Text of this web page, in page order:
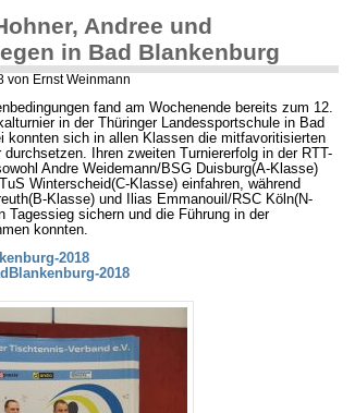
Andree und
in Bad Blankenburg
von Ernst Weinmann
fand am Wochenende bereits zum 12.
in der Thüringer Landessportschule in Bad
konnten sich in allen Klassen die mitfavoritisierten
Ihren zweiten Turniererfolg in der RTT-
Andre Weidemann/BSG Duisburg(A-Klasse)
Winterscheid(C-Klasse) einfahren, während
Klasse) und Ilias Emmanouil/RSC Köln(N-
Tagessieg sichern und die Führung in der
konnten.
2018
2018